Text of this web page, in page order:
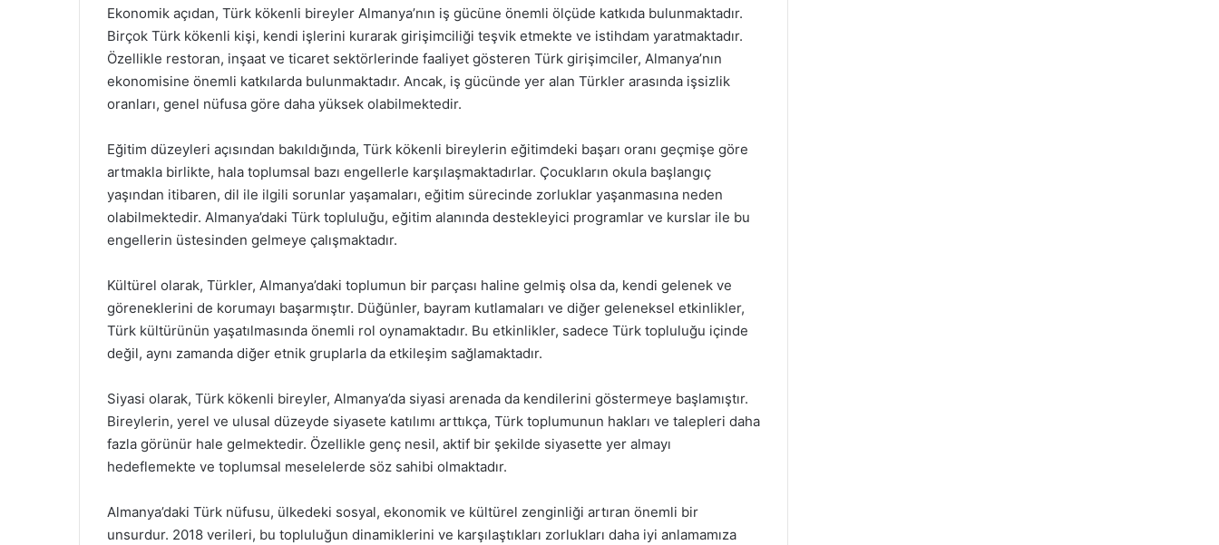
Ekonomik açıdan, Türk kökenli bireyler Almanya’nın iş gücüne önemli ölçüde katkıda bulunmaktadır.
Birçok Türk kökenli kişi, kendi işlerini kurarak girişimciliği teşvik etmekte ve istihdam yaratmaktadır.
Özellikle restoran, inşaat ve ticaret sektörlerinde faaliyet gösteren Türk girişimciler, Almanya’nın
ekonomisine önemli katkılarda bulunmaktadır. Ancak, iş gücünde yer alan Türkler arasında işsizlik
oranları, genel nüfusa göre daha yüksek olabilmektedir.
Eğitim düzeyleri açısından bakıldığında, Türk kökenli bireylerin eğitimdeki başarı oranı geçmişe göre
artmakla birlikte, hala toplumsal bazı engellerle karşılaşmaktadırlar. Çocukların okula başlangıç
yaşından itibaren, dil ile ilgili sorunlar yaşamaları, eğitim sürecinde zorluklar yaşanmasına neden
olabilmektedir. Almanya’daki Türk topluluğu, eğitim alanında destekleyici programlar ve kurslar ile bu
engellerin üstesinden gelmeye çalışmaktadır.
Kültürel olarak, Türkler, Almanya’daki toplumun bir parçası haline gelmiş olsa da, kendi gelenek ve
göreneklerini de korumayı başarmıştır. Düğünler, bayram kutlamaları ve diğer geleneksel etkinlikler,
Türk kültürünün yaşatılmasında önemli rol oynamaktadır. Bu etkinlikler, sadece Türk topluluğu içinde
değil, aynı zamanda diğer etnik gruplarla da etkileşim sağlamaktadır.
Siyasi olarak, Türk kökenli bireyler, Almanya’da siyasi arenada da kendilerini göstermeye başlamıştır.
Bireylerin, yerel ve ulusal düzeyde siyasete katılımı arttıkça, Türk toplumunun hakları ve talepleri daha
fazla görünür hale gelmektedir. Özellikle genç nesil, aktif bir şekilde siyasette yer almayı
hedeflemekte ve toplumsal meselelerde söz sahibi olmaktadır.
Almanya’daki Türk nüfusu, ülkedeki sosyal, ekonomik ve kültürel zenginliği artıran önemli bir
unsurdur. 2018 verileri, bu topluluğun dinamiklerini ve karşılaştıkları zorlukları daha iyi anlamamıza